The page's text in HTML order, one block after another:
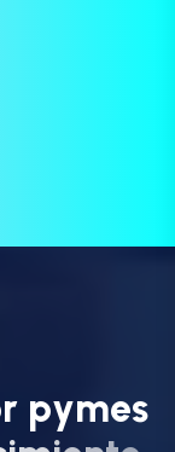
r pymes